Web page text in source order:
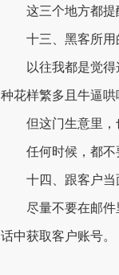
这三个地方都提
十三、黑客所用
以往我都是觉得
种花样繁多且牛逼
但这门生意里，
任何时候，都不
十四、跟客户当
尽量不要在邮件
话中获取客户账号。